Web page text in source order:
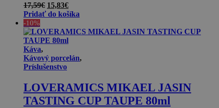
17,59€ Pôvodná
cena
17,59€.
15,83€Aktuálna
cena
15,83€.
Pridať do košíka
-10%
Káva,
Kávový porcelán,
Príslušenstvo
LOVERAMICS MIKAEL JASIN
TASTING CUP TAUPE 80ml